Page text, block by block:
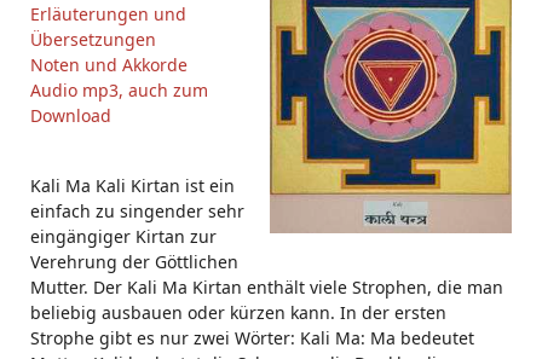
Erläuterungen und
Übersetzungen
Noten und Akkorde
Audio mp3, auch zum
Download
Kali Ma Kali Kirtan ist ein
einfach zu singender sehr
eingängiger Kirtan zur
Verehrung der Göttlichen
Mutter. Der Kali Ma Kirtan enthält viele Strophen, die man
beliebig ausbauen oder kürzen kann. In der ersten
Strophe gibt es nur zwei Wörter: Kali Ma: Ma bedeutet